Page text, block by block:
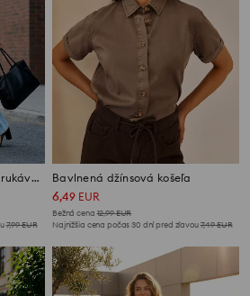
Džínsová košeľa s krátkym rukávom s kamienkami
7,99EUR
Bavlnená džínsová košeľa
6,49 EUR
Bežná cena 12,99EUR
Najnižšia cena počas 30 dní pred zľavou7,49EUR